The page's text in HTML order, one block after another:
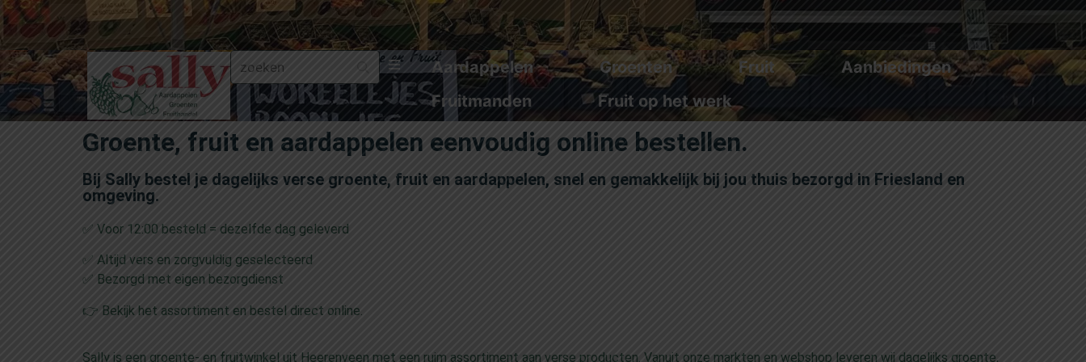
Aardappelen Groenten Fruit
Aanbiedingen
Fruitmanden
Fruit op het werk
Groente, fruit en aardappelen eenvoudig online bestellen.
Bij Sally bestel je dagelijks verse groente, fruit en aardappelen, snel en gemakkelijk bij jou thuis bezorgd in Friesland en
omgeving.
✅ Voor 12:00 besteld = dezelfde dag geleverd
✅ Altijd vers en zorgvuldig geselecteerd
✅ Bezorgd met eigen bezorgdienst
👉 Bekijk het assortiment en bestel direct online.
Sally is een groente- en fruitwinkel uit Heerenveen met een ruim assortiment aan verse producten. Vanuit onze markten en webshop leveren wij dagelijks groente,